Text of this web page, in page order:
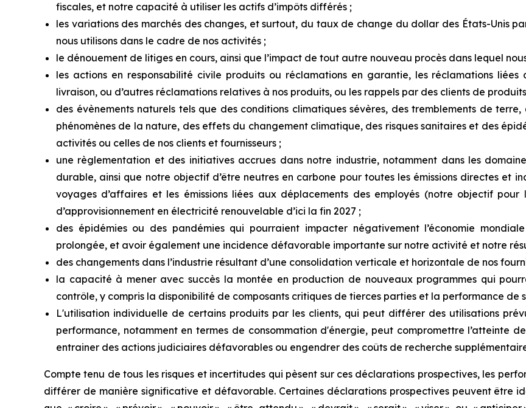
fiscales, et notre capacité à utiliser les actifs d’impôts différés ;
les variations des marchés des changes, et surtout, du taux de change du dollar des États-Unis
nous utilisons dans le cadre de nos activités ;
le dénouement de litiges en cours, ainsi que l’impact de tout autre nouveau procès dans lequel
les actions en responsabilité civile produits ou réclamations en garantie, les réclamations liées
livraison, ou d’autres réclamations relatives à nos produits, ou les rappels par des clients de
des évènements naturels tels que des conditions climatiques sévères, des tremblements de terre,
phénomènes de la nature, des effets du changement climatique, des risques sanitaires et des
activités ou celles de nos clients et fournisseurs ;
une règlementation et des initiatives accrues dans notre industrie, notamment dans les
durable, ainsi que notre objectifd’être neutres en carbone pour toutes les émissions directes et
voyages d’affaires et les émissions liées aux déplacements des employés (notre objectif
d’approvisionnement en électricité renouvelable d’ici la fin 2027 ;
des épidémies ou des pandémies qui pourraient impacter négativement l’économie
prolongée, et avoir également une incidence défavorable importante sur notre activité et notre
des changements dans l’industrie résultant d’une consolidation verticale et horizontale de nos
la capacité à mener avec succès la montée en production de nouveaux programmes qui
contrôle, y compris la disponibilité de composants critiques de tierces parties et la performance de
L'utilisation individuelle de certains produits par les clients, qui peut différer des utilisations
performance, notamment en termes de consommation d'énergie, peut compromettre l’atteinte
entrainer des actions judiciaires défavorables ou engendrer des coûts de recherche
Compte tenu de tous les risques et incertitudes qui pèsent sur ces déclarations prospectives, les
différer de manière significative et défavorable. Certaines déclarations prospectives peuvent être